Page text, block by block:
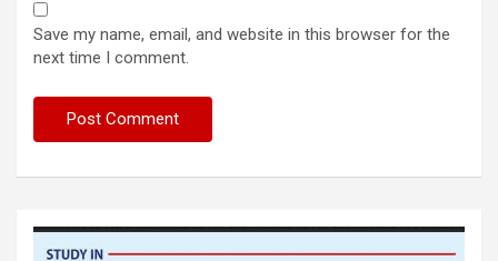
Save my name, email, and website in this browser for the
next time I comment.